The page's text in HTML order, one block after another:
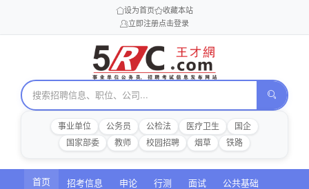
设为首页
收藏本站
立即注册点击登录
事业单位 公务员 公检法 医疗卫生
国企
国家部委
教师 校园招聘 烟草 铁路
首页 招考信息 申论 行测 面试 公共基础